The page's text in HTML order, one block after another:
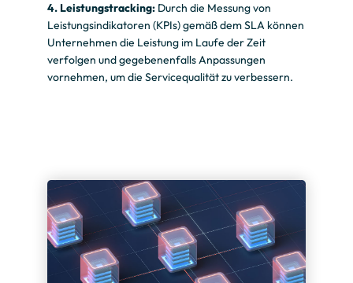
4. Leistungstracking: Durch die Messung von
Leistungsindikatoren (KPIs) gemäß dem SLA können
Unternehmen die Leistung im Laufe der Zeit
verfolgen und gegebenenfalls Anpassungen
vornehmen, um die Servicequalität zu verbessern.